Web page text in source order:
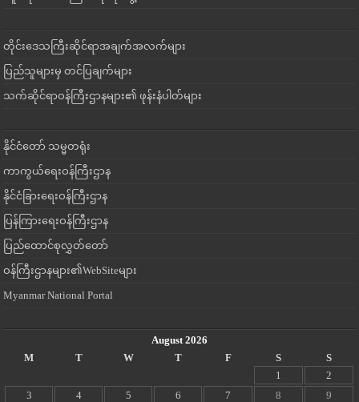
တိုင်းဒေသကြီးဆိုင်ရာအချက်အလက်များ
ပြည်သူများမှ တင်ပြချက်များ
သက်ဆိုင်ရာဝန်ကြီးဌာနများ၏ ဖုန်းနံပါတ်များ
နိုင်ငံတော် သမ္မတရုံး
ကာကွယ်ရေးဝန်ကြီးဌာန
နိုင်ငံခြားရေးဝန်ကြီးဌာန
ပြန်ကြားရေးဝန်ကြီးဌာန
ပြည်ထောင်စုလွှတ်တော်
ဝန်ကြီးဌာနများ၏WebSiteများ
Myanmar National Portal
August 2026
M
T W T F S
S
1
2
3
4 5 6 7 8
9